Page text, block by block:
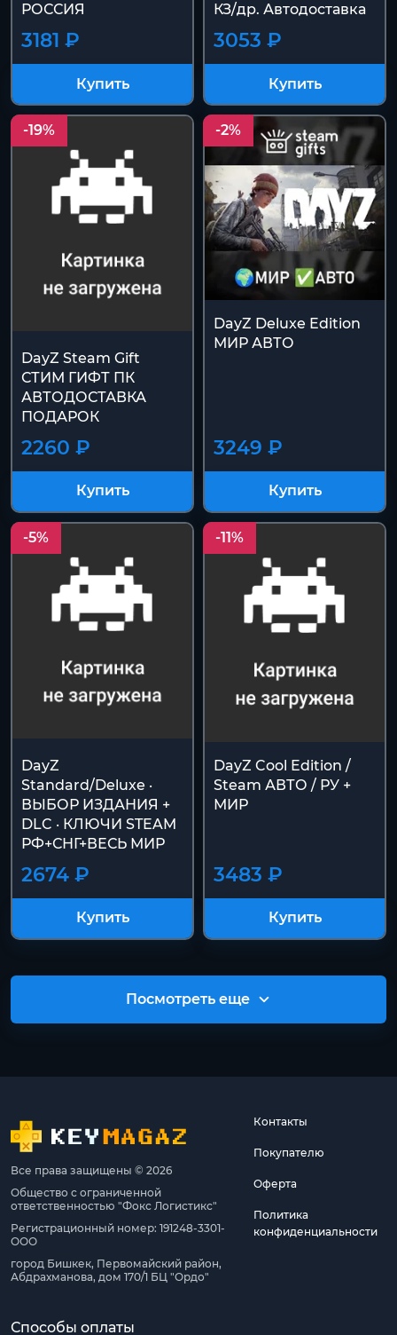
РОССИЯ
3181 ₽
Купить
КЗ/др. Автодоставка
3053 ₽
Купить
-19%
DayZ Steam Gift
СТИМ ГИФТ ПК
АВТОДОСТАВКА
ПОДАРОК
2260 ₽
Купить
-2%
DayZ Deluxe Edition
МИР АВТО
3249 ₽
Купить
-5%
DayZ
Standard/Deluxe ·
ВЫБОР ИЗДАНИЯ +
DLC · КЛЮЧИ STEAM
РФ+СНГ+ВЕСЬ МИР
2674 ₽
Купить
-11%
DayZ Cool Edition /
Steam АВТО / РУ +
МИР
3483 ₽
Купить
Посмотреть еще
Все права защищены © 2026
Общество с ограниченной
ответственностью "Фокс Логистикс"
Регистрационный номер: 191248-3301-
ООО
город Бишкек, Первомайский район,
Абдрахманова, дом 170/1 БЦ "Ордо"
Контакты
Покупателю
Оферта
Политика
конфиденциальности
Способы оплаты